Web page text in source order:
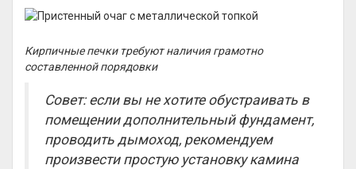
Кирпичные печки требуют наличия грамотно
составленной порядовки
Совет: если вы не хотите обустраивать в
помещении дополнительный фундамент,
проводить дымоход, рекомендуем
произвести простую установку камина